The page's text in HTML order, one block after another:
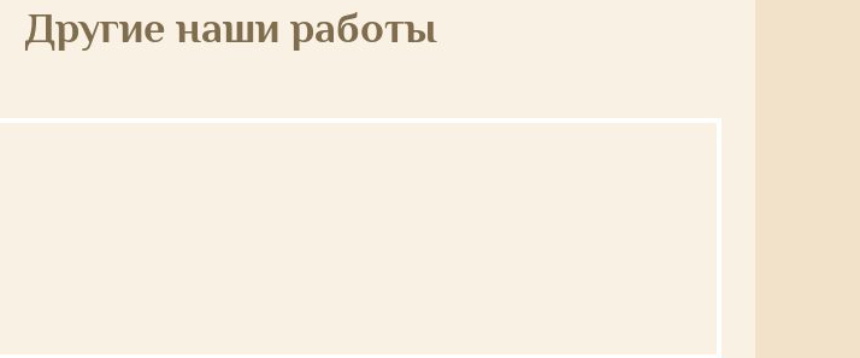
Другие наши работы